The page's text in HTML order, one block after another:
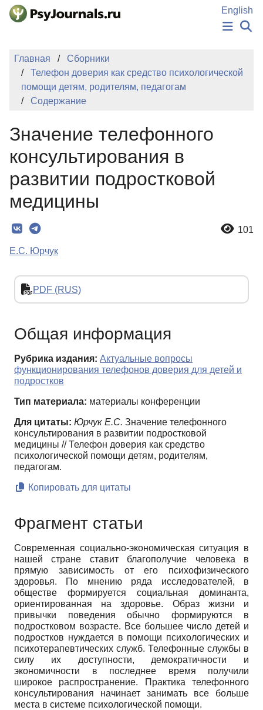
Перейти к основному содержанию
English
НОВОСТИ
АВТОРЫ
ПОДАТЬ РУКОПИСЬ
Регистрация
Вход
Главная
Сборники
Телефон доверия как средство психологической
помощи детям, родителям, педагогам
Содержание
Значение телефонного
консультирования в
развитии подростковой
медицины
101
Е.С. Юрчук
PDF (RUS)
Общая информация
Рубрика издания: Актуальные вопросы
функционирования телефонов доверия для детей и
подростков
Тип материала: материалы конференции
Для цитаты: Юрчук Е.С. Значение телефонного
консультирования в развитии подростковой
медицины // Телефон доверия как средство
психологической помощи детям, родителям,
педагогам.
Копировать для цитаты
Фрагмент статьи
Современная социально-экономическая ситуация в
нашей стране ставит благополучие человека в
прямую зависимость от его психофизического
здоровья. По мнению ряда исследователей, в
обществе формируется социальная доминанта,
ориентированная на здоровье. Образ жизни и
привычки поведения обычно формируются в
подростковом возрасте. Все большее число детей и
подростков нуждается в помощи психологических и
психотерапевтических служб. Телефонные службы в
силу их доступности, демократичности и
экономичности в последнее время получили
широкое распространение. Практика телефонного
консультирования начинает занимать все больше
места в системе психологической помощи.